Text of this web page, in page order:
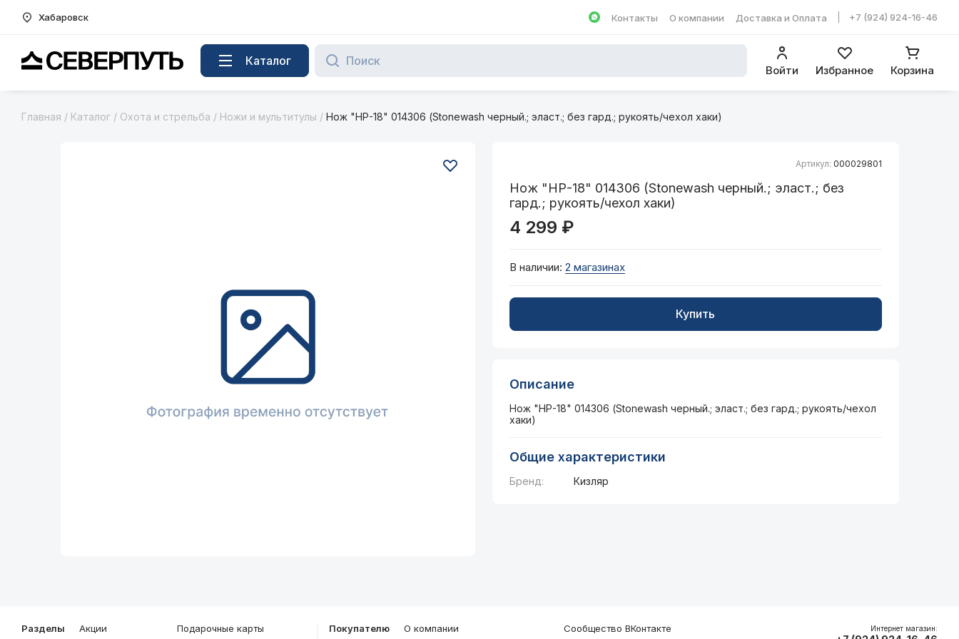
Хабаровск
Написать в WhatsApp
Контакты О компании Доставка и Оплата +7 (924) 924-16-46
Вернуться на главную страницу Каталог
Войти Избранное Корзина
Главная / Каталог / Охота и стрельба / Ножи и мультитулы / Нож "НР-18" 014306 (Stonewash черный.; эласт.; без гард.; рукоять/чехол хаки)
Артикул: 000029801
Нож "НР-18" 014306 (Stonewash черный.; эласт.; без
гард.; рукоять/чехол хаки)
4 299 ₽
В наличии: 2 магазинах
Купить
Описание
Нож "НР-18" 014306 (Stonewash черный.; эласт.; без гард.; рукоять/чехол
хаки)
Общие характеристики
Бренд: Кизляр
Разделы Акции Подарочные карты Покупателю О компании Сообщество ВКонтакте Интернет магазин: